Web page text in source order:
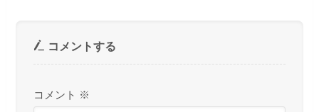
コメントする
コメント ※